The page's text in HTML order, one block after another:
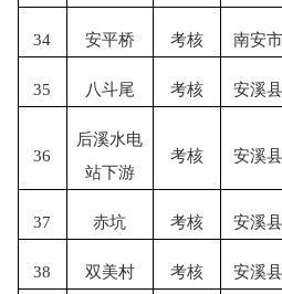
34 安平桥 考核 南安市
35 八斗尾 考核 安溪县
36
后溪水电
站下游
考核 安溪县
37 赤坑 考核 安溪县
38 双美村 考核 安溪县